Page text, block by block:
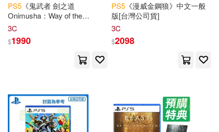
Knowhow(1) Kurianal(1)
Mason(1)
Natalie(1) Nicolò Mulas(1)
PS5 《鬼武者 劍之道
Onimusha：Way of the
Sword》中文版 * SONY
3C
$1990
PS5 《漫威金鋼狼》中文一般
版[台灣公司貨]
3C
$2098